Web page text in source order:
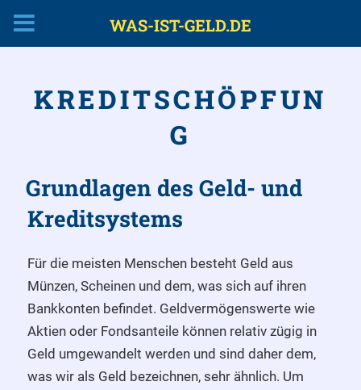
springenKREDITSCHÖPFUN
G
Grundlagen des Geld- und
Kreditsystems
Für die meisten Menschen besteht Geld aus
Münzen, Scheinen und dem, was sich auf ihren
Bankkonten befindet. Geldvermögenswerte wie
Aktien oder Fondsanteile können relativ zügig in
Geld umgewandelt werden und sind daher dem,
was wir als Geld bezeichnen, sehr ähnlich. Um
WAS-IST-GELD.DE